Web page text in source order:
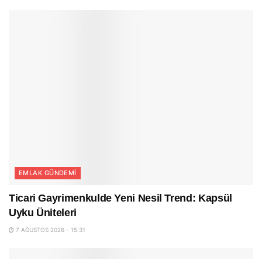
EMLAK GÜNDEMI
Ticari Gayrimenkulde Yeni Nesil Trend: Kapsül
Uyku Üniteleri
7 AĞUSTOS 2026 - 15:31